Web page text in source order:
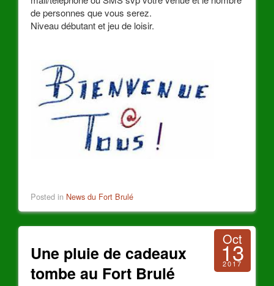
de personnes que vous serez.
Niveau débutant et jeu de loisir.
Posted in News du Fort Brulé
Une pluie de cadeaux
tombe au Fort Brulé
Oct
13
2017